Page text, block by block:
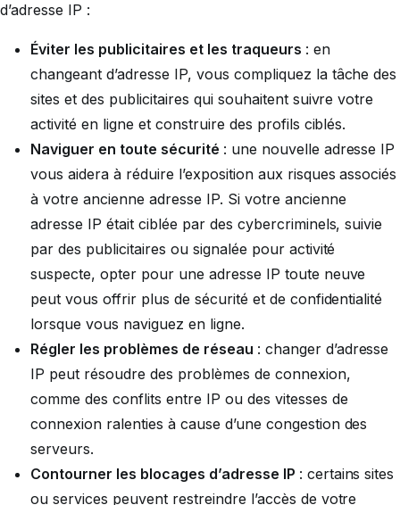
d’adresse IP :
Éviter les publicitaires et les traqueurs : en
changeant d’adresse IP, vous compliquez la tâche des
sites et des publicitaires qui souhaitent suivre votre
activité en ligne et construire des profils ciblés.
Naviguer en toute sécurité : une nouvelle adresse IP
vous aidera à réduire l’exposition aux risques associés
à votre ancienne adresse IP. Si votre ancienne
adresse IP était ciblée par des cybercriminels, suivie
par des publicitaires ou signalée pour activité
suspecte, opter pour une adresse IP toute neuve
peut vous offrir plus de sécurité et de confidentialité
lorsque vous naviguez en ligne.
Régler les problèmes de réseau : changer d’adresse
IP peut résoudre des problèmes de connexion,
comme des conflits entre IP ou des vitesses de
connexion ralenties à cause d’une congestion des
serveurs.
Contourner les blocages d’adresse IP : certains sites
ou services peuvent restreindre l’accès de votre